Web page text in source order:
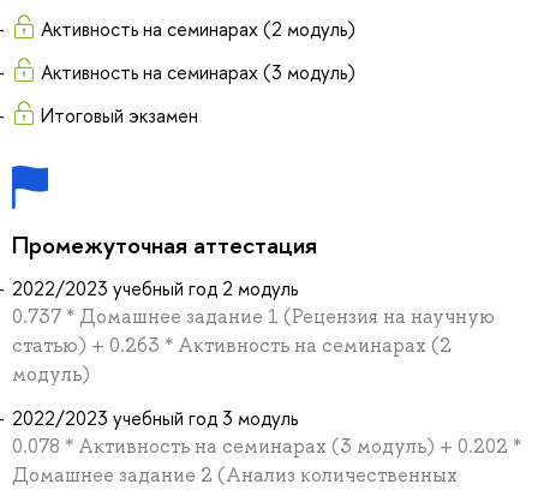
Активность на семинарах (2 модуль)
Активность на семинарах (3 модуль)
Итоговый экзамен
Промежуточная аттестация
2022/2023 учебный год 2 модуль
0.737 * Домашнее задание 1 (Рецензия на научную
статью) + 0.263 * Активность на семинарах (2
модуль)
2022/2023 учебный год 3 модуль
0.078 * Активность на семинарах (3 модуль) + 0.202 *
Домашнее задание 2 (Анализ количественных